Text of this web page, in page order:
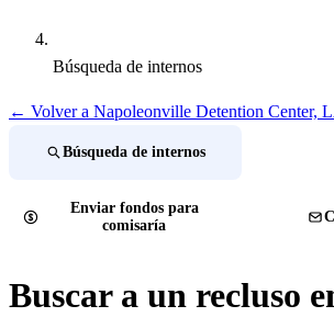
Búsqueda de internos
← Volver a Napoleonville Detention Center,
Búsqueda de internos
Enviar fondos para
comisaría
Buscar a un recluso